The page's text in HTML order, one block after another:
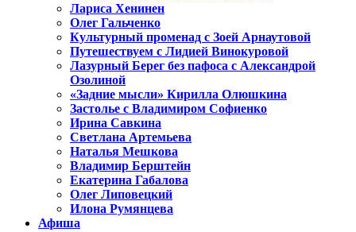
Лариса Хенинен
Олег Гальченко
Культурный променад с Зоей Арнаутовой
Путешествуем с Лидией Винокуровой
Лазурный Берег без пафоса с Александрой
Озолиной
«Задние мысли» Кирилла Олюшкина
Застолье с Владимиром Софиенко
Ирина Савкина
Светлана Артемьева
Наталья Мешкова
Владимир Берштейн
Екатерина Габалова
Олег Липовецкий
Илона Румянцева
Афиша